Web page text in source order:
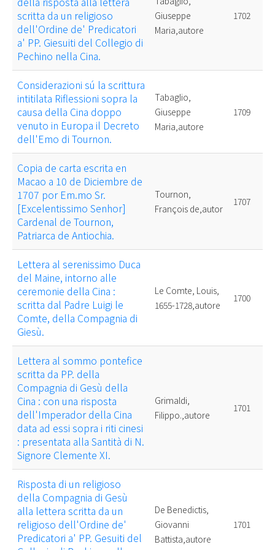
scritta da un religioso
dell'Ordine de' Predicatori
a' PP. Giesuiti del Collegio di
Pechino nella Cina.
Giuseppe
Maria,autore
1702
Considerazioni sú la scrittura
intitilata Riflessioni sopra la
causa della Cina doppo
venuto in Europa il Decreto
dell'Emo di Tournon.
Tabaglio,
Giuseppe
Maria,autore
1709
Copia de carta escrita en
Macao a 10 de Diciembre de
1707 por Em.mo Sr.
[Excelentissimo Senhor]
Cardenal de Tournon,
Patriarca de Antiochia.
Tournon,
François de,autor
1707
Lettera al serenissimo Duca
del Maine, intorno alle
ceremonie della Cina :
scritta dal Padre Luigi le
Comte, della Compagnia di
Giesù.
Le Comte, Louis,
1655-1728,autore
1700
Lettera al sommo pontefice
scritta da PP. della
Compagnia di Gesù della
Cina : con una risposta
dell'Imperador della Cina
data ad essi sopra i riti cinesi
: presentata alla Santità di N.
Signore Clemente XI.
Grimaldi,
Filippo.,autore
1701
Risposta di un religioso
della Compagnia di Gesù
alla lettera scritta da un
religioso dell'Ordine de'
Predicatori a' PP. Gesuiti del
De Benedictis,
Giovanni
Battista,autore
1701